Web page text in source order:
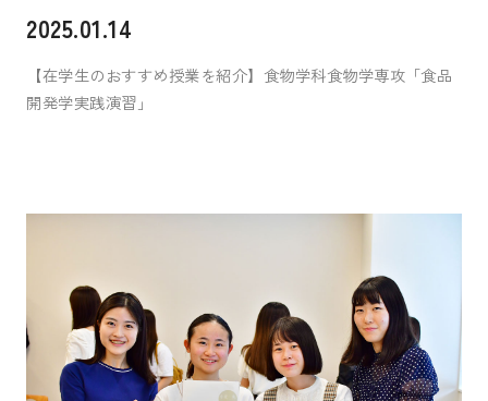
学部・大学院
国際交流・留学
2025.01.14
【在学生のおすすめ授業を紹介】食物学科食物学専攻「食品
開発学実践演習」